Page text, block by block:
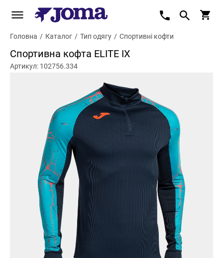
Головна / Каталог / Тип одягу / Спортивні кофти
Спортивна кофта ELITE IX
Артикул: 102756.334